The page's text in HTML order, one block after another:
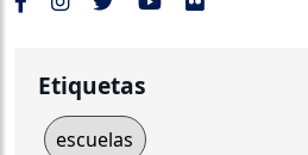
Etiquetas
escuelas